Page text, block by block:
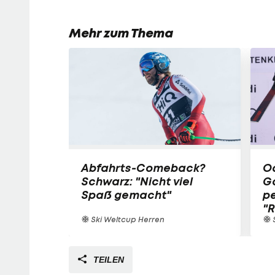
Mehr zum Thema
Abfahrts-Comeback?
Schwarz: "Nicht viel
Spaß gemacht"
Ski Weltcup Herren
TEILEN